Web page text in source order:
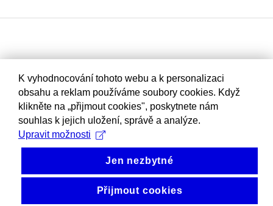
K vyhodnocování tohoto webu a k personalizaci
obsahu a reklam používáme soubory cookies. Když
klikněte na „přijmout cookies", poskytnete nám
souhlas k jejich uložení, správě a analýze.
Upravit možnosti
Jen nezbytné
Přijmout cookies